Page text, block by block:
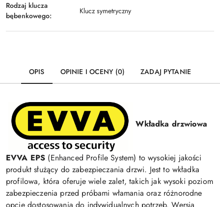
Rodzaj klucza
bębenkowego:
Klucz symetryczny
OPIS OPINIE I OCENY (0) ZADAJ PYTANIE
Wkładka drzwiowa
EVVA EPS (Enhanced Profile System) to wysokiej jakości
produkt służący do zabezpieczania drzwi. Jest to wkładka
profilowa, która oferuje wiele zalet, takich jak wysoki poziom
zabezpieczenia przed próbami włamania oraz różnorodne